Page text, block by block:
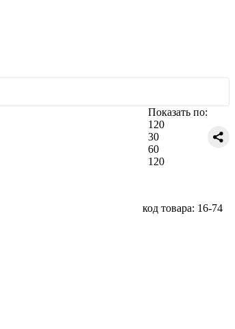
Показать по:
120
30
60
120
код товара: 16-74